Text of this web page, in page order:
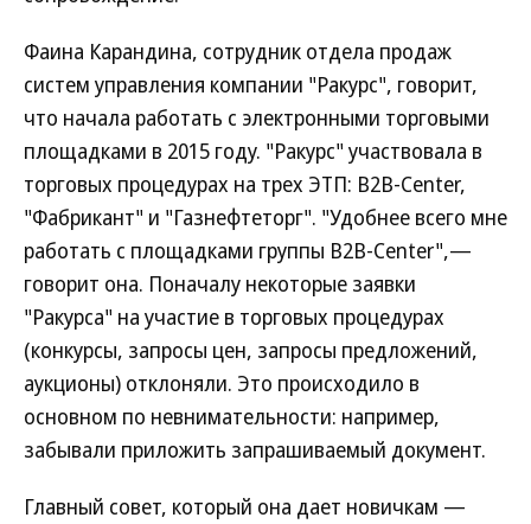
Фаина Карандина, сотрудник отдела продаж
систем управления компании "Ракурс", говорит,
что начала работать с электронными торговыми
площадками в 2015 году. "Ракурс" участвовала в
торговых процедурах на трех ЭТП: B2B-Center,
"Фабрикант" и "Газнефтеторг". "Удобнее всего мне
работать с площадками группы B2B-Center",—
говорит она. Поначалу некоторые заявки
"Ракурса" на участие в торговых процедурах
(конкурсы, запросы цен, запросы предложений,
аукционы) отклоняли. Это происходило в
основном по невнимательности: например,
забывали приложить запрашиваемый документ.
Главный совет, который она дает новичкам —